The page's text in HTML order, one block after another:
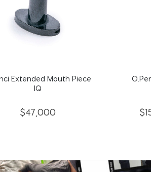
O.Pen 2.0 Black
$150,000
Puffco
$